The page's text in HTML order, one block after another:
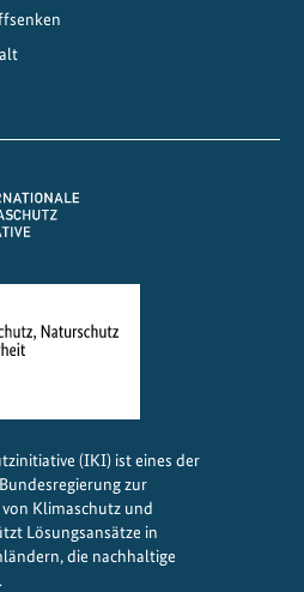
(IKI) ist eines der
zur
Klimaschutz und
Lösungsansätze in
die nachhaltige